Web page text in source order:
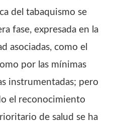
del tabaquismo se
fase, expresada en la
asociadas, como el
por las mínimas
instrumentadas; pero
el reconocimiento
de salud se ha